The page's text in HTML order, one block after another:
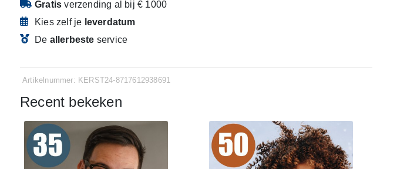
Gratis verzending al bij € 1000
Kies zelf je leverdatum
De allerbeste service
Artikelnummer: KERST24-8717612938691
Recent bekeken